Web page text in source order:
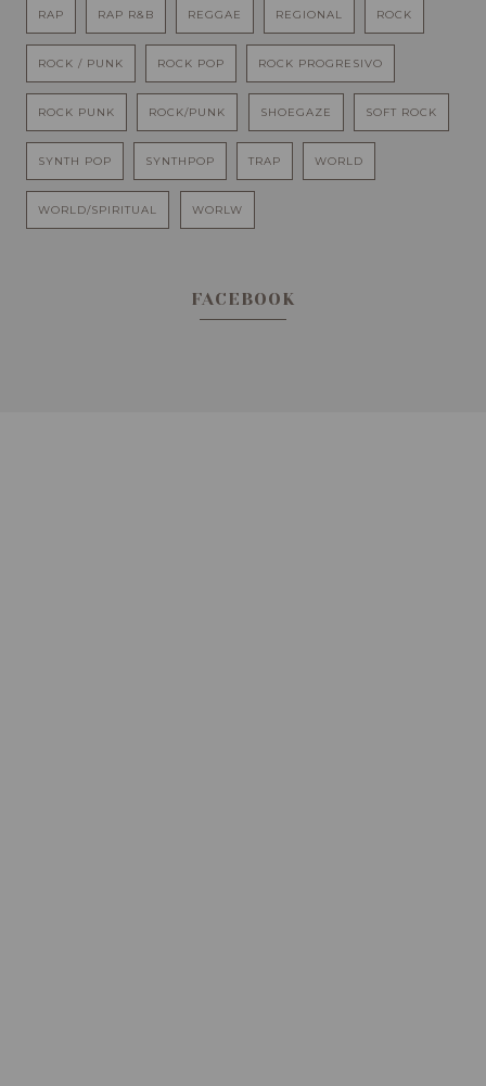
RAP RAP R&B REGGAE REGIONAL ROCK
ROCK / PUNK ROCK POP ROCK PROGRESIVO
ROCK PUNK ROCK/PUNK SHOEGAZE SOFT ROCK
SYNTH POP SYNTHPOP TRAP WORLD
WORLD/SPIRITUAL WORLW
FACEBOOK